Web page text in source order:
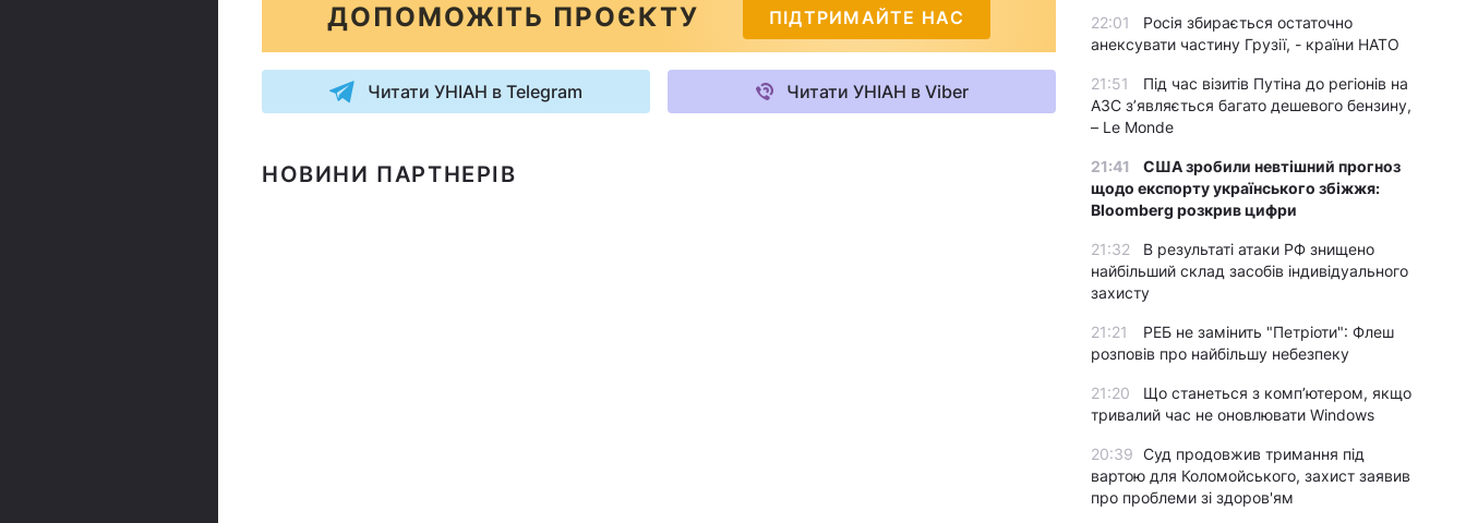
ДОПОМОЖІТЬ ПРОЄКТУ ПІДТРИМАЙТЕ НАС
Читати УНІАН в Telegram Читати УНІАН в Viber
НОВИНИ ПАРТНЕРІВ
22:01
Росія збирається остаточно
анексувати частину Грузії, - країни НАТО
21:51
Під час візитів Путіна до регіонів на
АЗС з’являється багато дешевого бензину,
– Le Monde
21:41
США зробили невтішний прогноз
щодо експорту українського збіжжя:
Bloomberg розкрив цифри
21:32
В результаті атаки РФ знищено
найбільший склад засобів індивідуального
захисту
21:21
РЕБ не замінить "Петріоти": Флеш
розповів про найбільшу небезпеку
21:20
Що станеться з комп’ютером, якщо
тривалий час не оновлювати Windows
20:39 Суд продовжив тримання під
вартою для Коломойського, захист заявив
про проблеми зі здоров'ям